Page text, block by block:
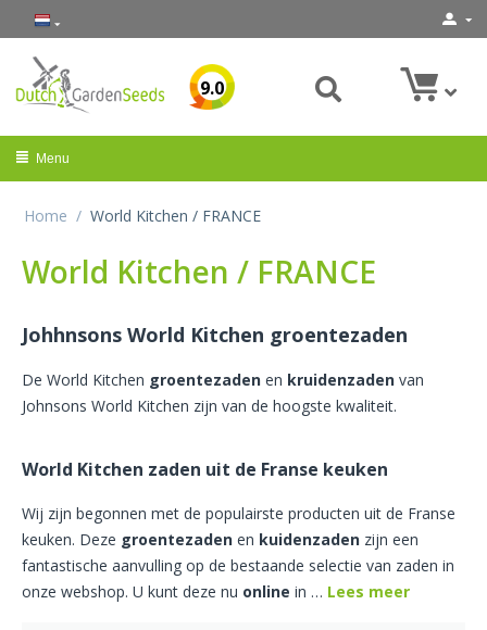
9.0
Menu
Home / World Kitchen / FRANCE
World Kitchen / FRANCE
Johhnsons World Kitchen groentezaden
De World Kitchen groentezaden en kruidenzaden van
Johnsons World Kitchen zijn van de hoogste kwaliteit.
World Kitchen zaden uit de Franse keuken
Wij zijn begonnen met de populairste producten uit de Franse
keuken. Deze groentezaden en kuidenzaden zijn een
fantastische aanvulling op de bestaande selectie van zaden in
onze webshop. U kunt deze nu online in … Lees meer